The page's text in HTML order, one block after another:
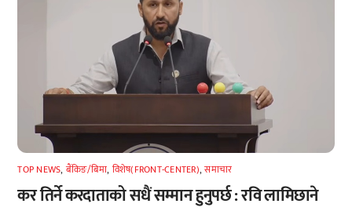
TOP NEWS, बैंकिङ/बिमा, विशेष(FRONT-CENTER),समाचार
कर तिर्ने करदाताको सधैं सम्मान हुनुपर्छ : रवि लामिछाने